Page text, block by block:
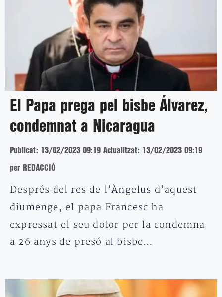
El Papa prega pel bisbe Álvarez,
condemnat a Nicaragua
Publicat: 13/02/2023 09:19 Actualitzat: 13/02/2023 09:19
per REDACCIÓ
Després del res de l’Àngelus d’aquest
diumenge, el papa Francesc ha
expressat el seu dolor per la condemna
a 26 anys de presó al bisbe…